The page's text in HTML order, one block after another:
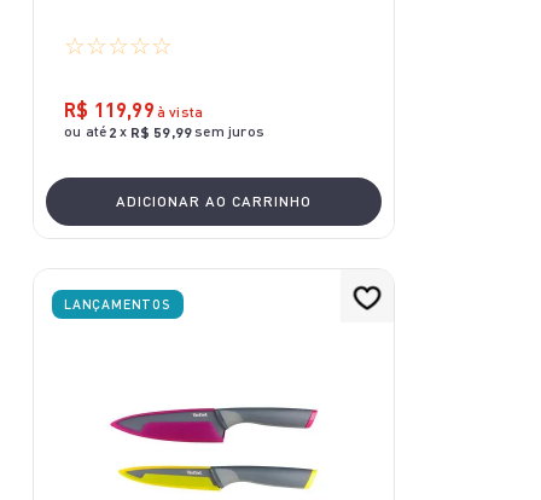
☆☆☆☆☆
R$ 119,99 à vista
ou até 2 x R$ 59,99sem juros
ADICIONAR AO CARRINHO
LANÇAMENTOS